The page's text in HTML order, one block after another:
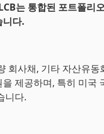
는 통합된 포트폴리
니다.
회사채, 기타 자산유
제공하며, 특히 미국
니다.